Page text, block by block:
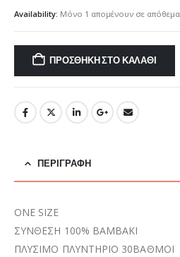
Availability: Μόνο 1 απομένουν σε απόθεμα
ΠΡΟΣΘΉΚΗ ΣΤΟ ΚΑΛΆΘΙ
ΠΕΡΙΓΡΑΦΉ
ONE SIZE
ΣΥΝΘΕΣΗ 100% ΒΑΜΒΑΚΙ
ΠΛΥΣΙΜΟ ΠΛΥΝΤΗΡΙΟ 30ΒΑΘΜΟΙ